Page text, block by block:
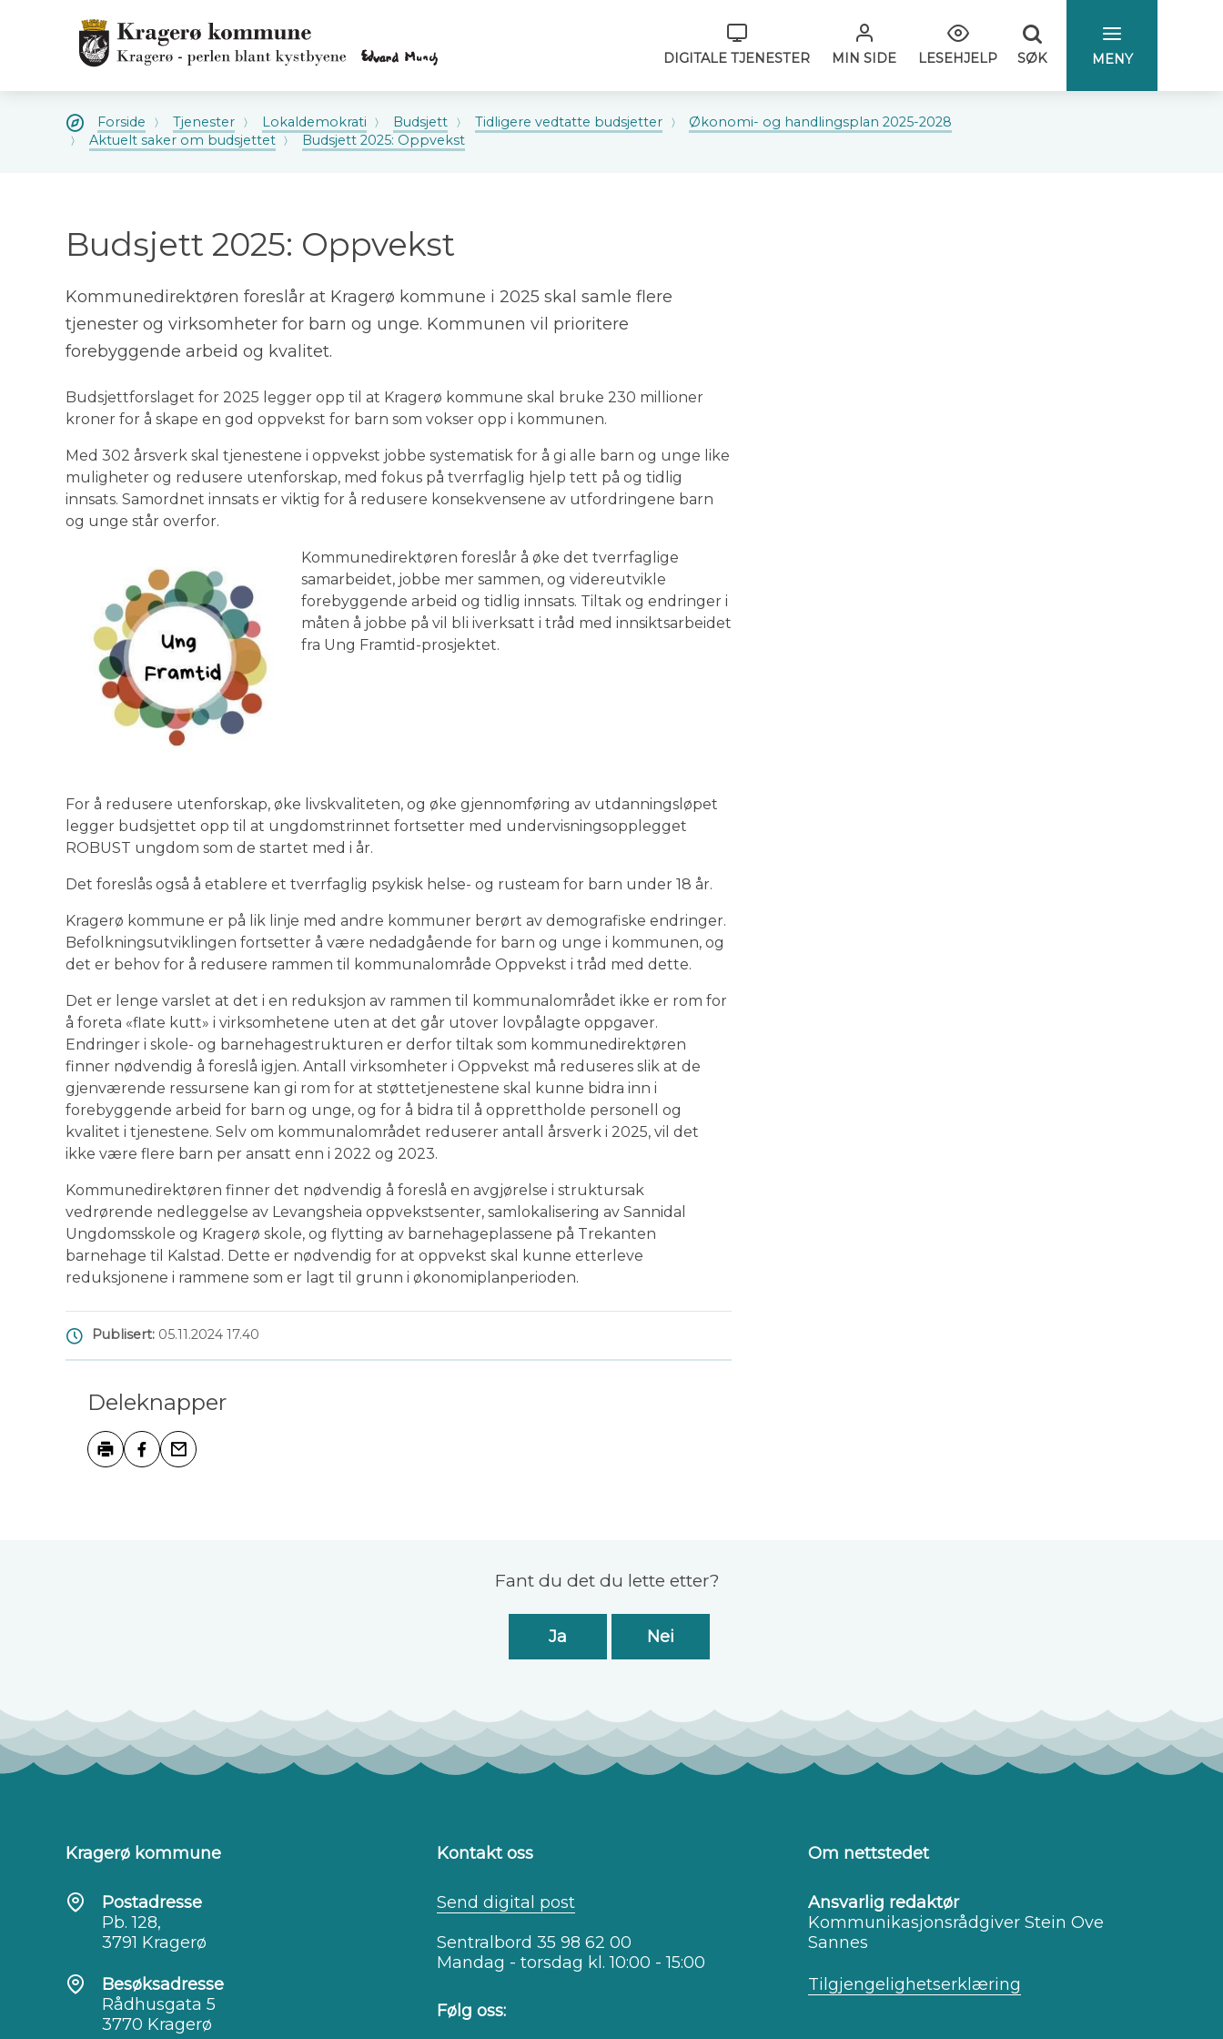
Kragerø
kommune
Kragerø
kommune
Verktøymeny
DIGITALE TJENESTER MIN SIDE LESEHJELP SØK MENY
Du
er
her:
Forside Tjenester Lokaldemokrati Budsjett Tidligere vedtatte budsjetter
Økonomi- og handlingsplan 2025-2028
Aktuelt saker om budsjettet
Budsjett 2025: Oppvekst
Budsjett 2025: Oppvekst
Kommunedirektøren foreslår at Kragerø kommune i 2025 skal samle flere
tjenester og virksomheter for barn og unge. Kommunen vil prioritere
forebyggende arbeid og kvalitet.
Budsjettforslaget for 2025 legger opp til at Kragerø kommune skal bruke 230 millioner
kroner for å skape en god oppvekst for barn som vokser opp i kommunen.
Med 302 årsverk skal tjenestene i oppvekst jobbe systematisk for å gi alle barn og unge like
muligheter og redusere utenforskap, med fokus på tverrfaglig hjelp tett på og tidlig
innsats. Samordnet innsats er viktig for å redusere konsekvensene av utfordringene barn
og unge står overfor.
Kommunedirektøren foreslår å øke det tverrfaglige
samarbeidet, jobbe mer sammen, og videreutvikle
forebyggende arbeid og tidlig innsats. Tiltak og endringer i
måten å jobbe på vil bli iverksatt i tråd med innsiktsarbeidet
fra Ung Framtid-prosjektet.
For å redusere utenforskap, øke livskvaliteten, og øke gjennomføring av utdanningsløpet
legger budsjettet opp til at ungdomstrinnet fortsetter med undervisningsopplegget
ROBUST ungdom som de startet med i år.
Det foreslås også å etablere et tverrfaglig psykisk helse- og rusteam for barn under 18 år.
Kragerø kommune er på lik linje med andre kommuner berørt av demografiske endringer.
Befolkningsutviklingen fortsetter å være nedadgående for barn og unge i kommunen, og
det er behov for å redusere rammen til kommunalområde Oppvekst i tråd med dette.
Det er lenge varslet at det i en reduksjon av rammen til kommunalområdet ikke er rom for
å foreta «flate kutt» i virksomhetene uten at det går utover lovpålagte oppgaver.
Endringer i skole- og barnehagestrukturen er derfor tiltak som kommunedirektøren
finner nødvendig å foreslå igjen. Antall virksomheter i Oppvekst må reduseres slik at de
gjenværende ressursene kan gi rom for at støttetjenestene skal kunne bidra inn i
forebyggende arbeid for barn og unge, og for å bidra til å opprettholde personell og
kvalitet i tjenestene. Selv om kommunalområdet reduserer antall årsverk i 2025, vil det
ikke være flere barn per ansatt enn i 2022 og 2023.
Kommunedirektøren finner det nødvendig å foreslå en avgjørelse i struktursak
vedrørende nedleggelse av Levangsheia oppvekstsenter, samlokalisering av Sannidal
Ungdomsskole og Kragerø skole, og flytting av barnehageplassene på Trekanten
barnehage til Kalstad. Dette er nødvendig for at oppvekst skal kunne etterleve
reduksjonene i rammene som er lagt til grunn i økonomiplanperioden.
Publisert 05.11.2024 17.40
Deleknapper
Fant du det du lette etter?
Ja Nei
Kragerø kommune
Postadresse
Pb. 128,
3791 Kragerø
Besøksadresse
Rådhusgata 5
3770 Kragerø
Kontakt oss
Send digital post
Sentralbord 35 98 62 00
Mandag - torsdag kl. 10:00 - 15:00
Følg oss:
Om nettstedet
Ansvarlig redaktør
Kommunikasjonsrådgiver Stein Ove
Sannes
Tilgjengelighetserklæring